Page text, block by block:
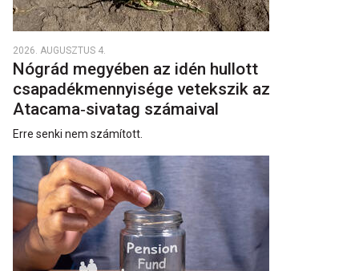
2026. AUGUSZTUS 4.
Nógrád megyében az idén hullott
csapadékmennyisége vetekszik az
Atacama‑sivatag számaival
Erre senki nem számított.